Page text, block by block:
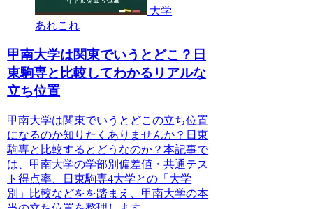
大学
あれこれ
甲南大学は関東でいうとどこ？日
東駒専と比較してわかるリアルな
立ち位置
甲南大学は関東でいうとどこの立ち位置
になるのか知りたくありませんか？日東
駒専と比較するとどうなのか？本記事で
は、甲南大学の学部別偏差値・共通テス
ト得点率、日東駒専4大学との「大学
別」比較などをを踏まえ、甲南大学の本